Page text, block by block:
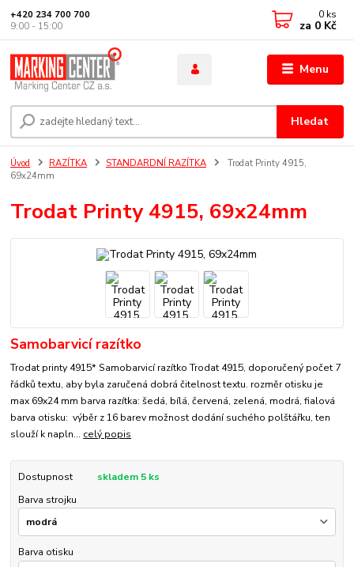
Menu
Hledat
+420 234 700 700
9:00 - 15:00
0 ks
za 0 Kč
Úvod RAZÍTKA STANDARDNÍ RAZÍTKA
Trodat Printy 4915,
69x24mm
Trodat Printy 4915, 69x24mm
Samobarvicí razítko
Trodat printy 4915* Samobarvicí razítko Trodat 4915, doporučený počet 7
řádků textu, aby byla zaručená dobrá čitelnost textu. rozměr otisku je
max 69x24 mm barva razítka: šedá, bílá, červená, zelená, modrá, fialová
barva otisku: výběr z 16 barev možnost dodání suchého polštářku, ten
slouží k napln... celý popis
Dostupnost
skladem 5 ks
Barva strojku
Barva otisku